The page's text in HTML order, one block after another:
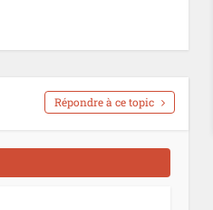
Répondre à ce topic